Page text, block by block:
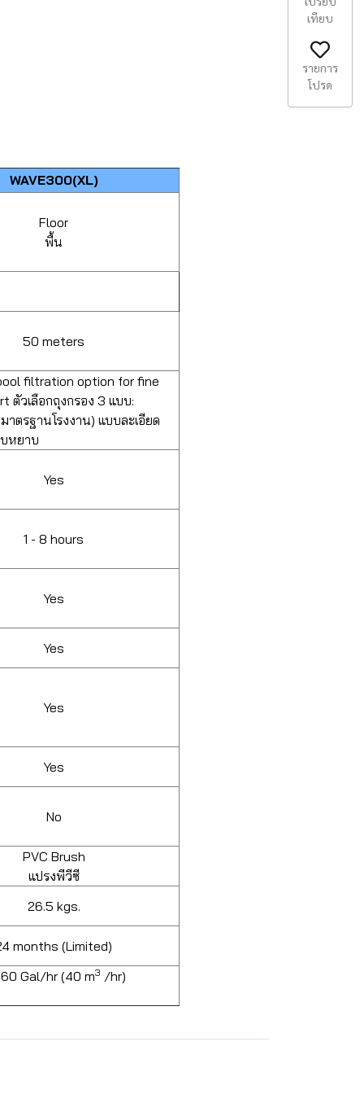
WAVE300(XL)
Floor
พื้น
50 meters
filtration option for fine
ตัวเลือกถุงกรอง 3 แบบ:
าตรฐานโรงงาน) แบบละเอียด
หยาบ
Yes
1 - 8 hours
Yes
Yes
Yes
Yes
No
PVC Brush
แปรงพีวีซี
26.5 kgs.
months (Limited)
Gal/hr (40 m3 /hr)
เทียบ
รายการ
โปรด